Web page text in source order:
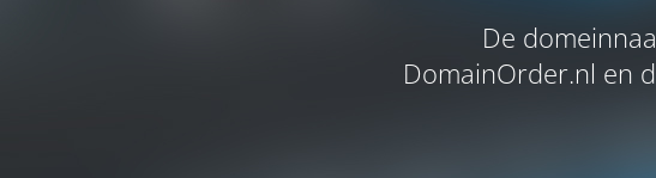
De
DomainOrder.nl en